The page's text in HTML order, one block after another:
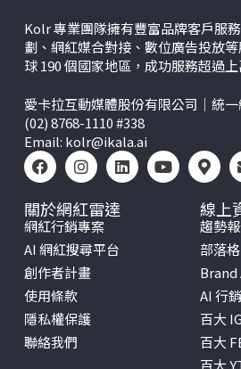
Kolr 專業團隊擁有豐富品牌客戶服
劃、網紅媒合對接、數位廣告投放
球 190 個國家地區，成功服務超過
愛卡拉互動媒體股份有限公司｜統
(02) 8768-1110 #338
Email: kolr@ikala.ai
關於網紅雷達
網紅行銷專案
AI 網紅搜尋平台
創作者計畫
使用條款
隱私權保護
聯絡我們
線上
趨勢
部落格
Brand
AI 行
百大
百大